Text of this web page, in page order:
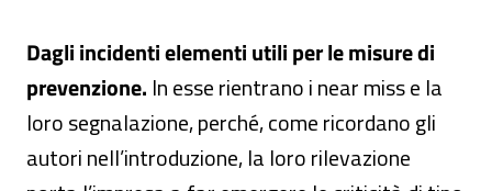
Dagli incidenti elementi utili per le misure di
prevenzione. In esse rientrano i near miss e la
loro segnalazione, perché, come ricordano gli
autori nell’introduzione, la loro rilevazione